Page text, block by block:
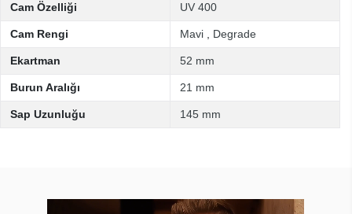
Cam Özelliği UV 400
Cam Rengi Mavi Degrade
Ekartman 52 mm
Burun Aralığı 21 mm
Sap Uzunluğu 145 mm